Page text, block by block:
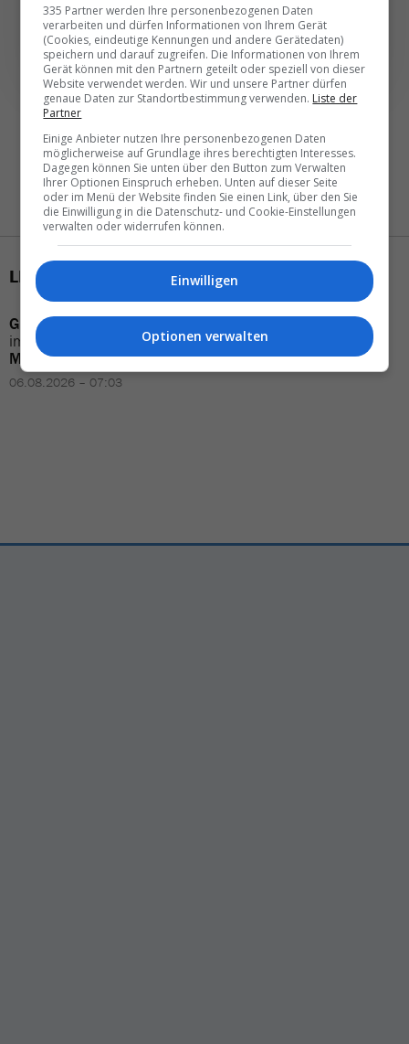
NEWSLETTER ENTDECKEN
LETZTE MELDUNGEN
GrecotelverstärktVertrieb
im
deutschsprachigen
Markt
06.08.2026 – 07:03
Aviareps Switzerland
verkleinert sein
335 Partner werden Ihre personenbezogenen Daten
verarbeiten und dürfen Informationen von Ihrem Gerät
(Cookies, eindeutige Kennungen und andere Gerätedaten)
speichern und darauf zugreifen. Die Informationen von Ihrem
Gerät können mit den Partnern geteilt oder speziell von dieser
Website verwendet werden. Wir und unsere Partner dürfen
genaue Daten zur Standortbestimmung verwenden. Liste der
Partner
Einige Anbieter nutzen Ihre personenbezogenen Daten
möglicherweise auf Grundlage ihres berechtigten Interesses.
Dagegen können Sie unten über den Button zum Verwalten
Ihrer Optionen Einspruch erheben. Unten auf dieser Seite
oder im Menü der Website finden Sie einen Link, über den Sie
die Einwilligung in die Datenschutz- und Cookie-Einstellungen
verwalten oder widerrufen können.
Einwilligen
Optionen verwalten